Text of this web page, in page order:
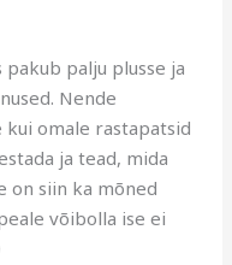
palju plusse ja
Nende
omale rastapatsid
ja tead, mida
on siin ka mõned
võibolla ise ei